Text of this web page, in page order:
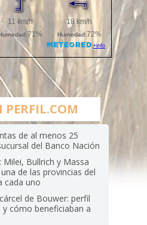
PERFIL.COM
de al menos 25
del Banco Nación
Milei, Bullrich y Massa
de las provincias del
cada uno
de Bouwer: perfil
cómo beneficiaban a